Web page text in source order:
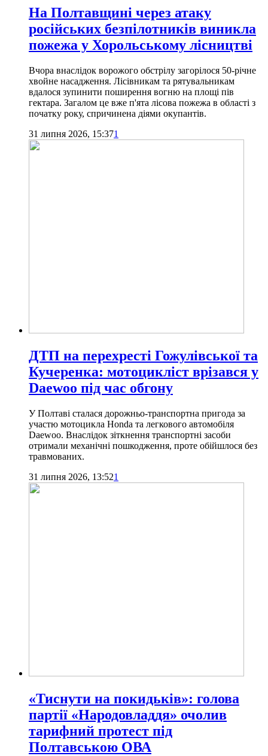
На Полтавщині через атаку
російських безпілотників виникла
пожежа у Хорольському лісництві
Вчора внаслідок ворожого обстрілу загорілося 50-річне
хвойне насадження. Лісівникам та рятувальникам
вдалося зупинити поширення вогню на площі пів
гектара. Загалом це вже п'ята лісова пожежа в області з
початку року, спричинена діями окупантів.
31 липня 2026, 15:371
ДТП на перехресті Гожулівської та
Кучеренка: мотоцикліст врізався у
Daewoo під час обгону
У Полтаві сталася дорожньо-транспортна пригода за
участю мотоцикла Honda та легкового автомобіля
Daewoo. Внаслідок зіткнення транспортні засоби
отримали механічні пошкодження, проте обійшлося без
травмованих.
31 липня 2026, 13:521
«Тиснути на покидьків»: голова
партії «Народовладдя» очолив
тарифний протест під
Полтавською ОВА